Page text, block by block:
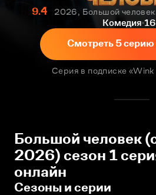
9.4
2026, Большой
Комедия
Смотреть 5 серию
Серия в подписке
Большой человек
2026) сезон 1
онлайн
Сезоны и серии